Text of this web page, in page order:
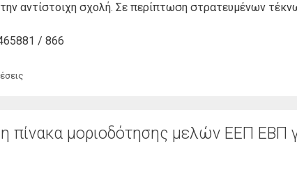
αντίστοιχη σχολή. Σε περίπτωση στρατευμένων
/ 866
πίνακα μοριοδότησης μελών ΕΕΠ ΕΒΠ